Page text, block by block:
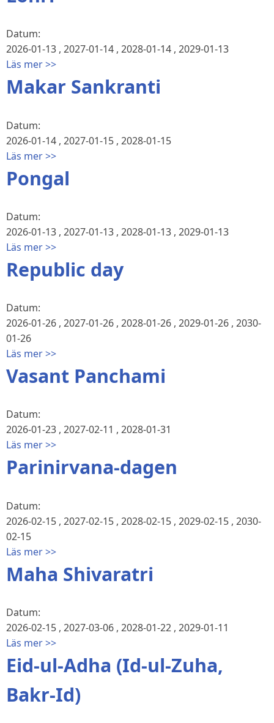
Datum:
2026-01-13 , 2027-01-14 , 2028-01-14 , 2029-01-13
Läs mer >>
Makar Sankranti
Datum:
2026-01-14 , 2027-01-15 , 2028-01-15
Läs mer >>
Pongal
Datum:
2026-01-13 , 2027-01-13 , 2028-01-13 , 2029-01-13
Läs mer >>
Republic day
Datum:
2026-01-26 , 2027-01-26 , 2028-01-26 , 2029-01-26 , 2030-
01-26
Läs mer >>
Vasant Panchami
Datum:
2026-01-23 , 2027-02-11 , 2028-01-31
Läs mer >>
Parinirvana-dagen
Datum:
2026-02-15 , 2027-02-15 , 2028-02-15 , 2029-02-15 , 2030-
02-15
Läs mer >>
Maha Shivaratri
Datum:
2026-02-15 , 2027-03-06 , 2028-01-22 , 2029-01-11
Läs mer >>
Eid-ul-Adha (Id-ul-Zuha,
Bakr-Id)